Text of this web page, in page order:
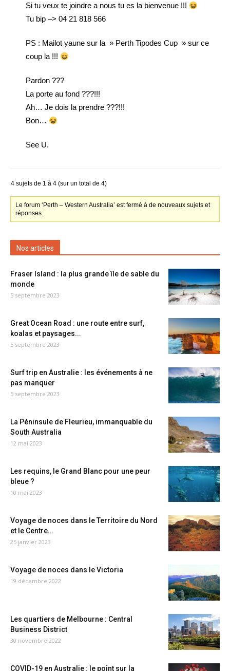
Si tu veux te joindre a nous tu es la bienvenue !!!
Tu bip –> 04 21 818 566
PS : Mailot yaune sur la » Perth Tipodes Cup » sur ce
coup la !!!
Pardon ???
La porte au fond ???!!!
Ah… Je dois la prendre ???!!!
Bon…
See U.
4 sujets de 1 à 4 (sur un total de 4)
Le forum ‘Perth – Western Australia’ est fermé à de nouveaux sujets et
réponses.
Nos articles
Fraser Island : la plus grande île de sable du
monde
5 septembre 2023
Great Ocean Road : une route entre surf,
koalas et paysages...
5 septembre 2023
Surf trip en Australie : les événements à ne
pas manquer
5 septembre 2023
La Péninsule de Fleurieu, immanquable du
South Australia
12 mai 2023
Les requins, le Grand Blanc pour une peur
bleue ?
10 mai 2023
Voyage de noces dans le Territoire du Nord
et le Centre...
25 janvier 2023
Voyage de noces dans le Victoria
19 décembre 2022
Les quartiers de Melbourne : Central
Business District
30 novembre 2022
COVID-19 en Australie : le point sur la